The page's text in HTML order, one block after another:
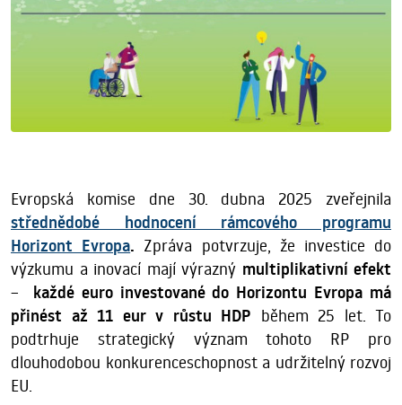
Evropská komise dne 30. dubna 2025 zveřejnila
střednědobé hodnocení rámcového programu
Horizont Evropa. Zpráva potvrzuje, že investice do
výzkumu a inovací mají výrazný multiplikativní efekt
– každé euro investované do Horizontu Evropa má
přinést až 11 eur v růstu HDP během 25 let. To
podtrhuje strategický význam tohoto RP pro
dlouhodobou konkurenceschopnost a udržitelný rozvoj
EU.